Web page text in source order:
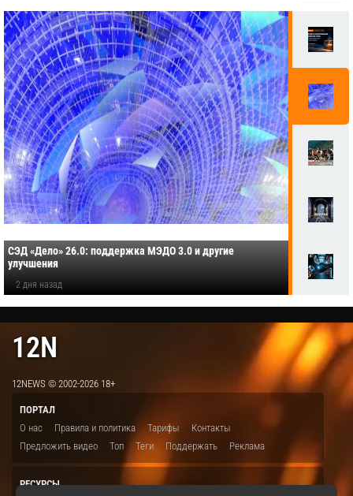
СЭД «Дело» 26.0: поддержка МЭДО 3.0 и другие
улучшения
2 дня назад
12N
12NEWS © 2002-2026 18+
ПОРТАЛ
О нас
Правила и политика Тарифы
Контакты
Предложить видео
Топ Теги Поддержать Реклама
РЕСУРСЫ